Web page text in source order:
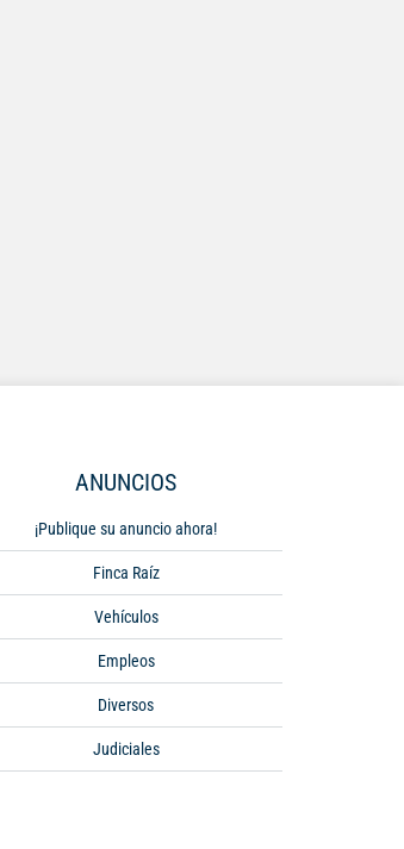
ANUNCIOS
¡Publique su anuncio ahora!
Finca Raíz
Vehículos
Empleos
Diversos
Judiciales